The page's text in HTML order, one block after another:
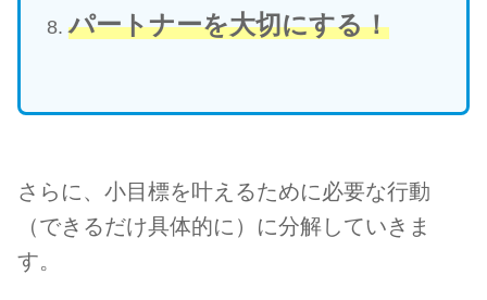
パートナーを大切にする！
さらに、小目標を叶えるために必要な行動
（できるだけ具体的に）に分解していきま
す。